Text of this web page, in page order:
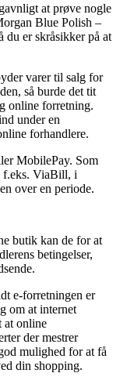
at prøve nogle
Blue Polish –
du er skråsikker på at
varer til salg for
så burde det tit
online forretning.
under en
forhandlere.
MobilePay. Som
f.eks. ViaBill, i
over en periode.
butik kan de for at
betingelser,
e-forretningen er
om at internet
at online
der mestrer
mulighed for at få
din shopping.